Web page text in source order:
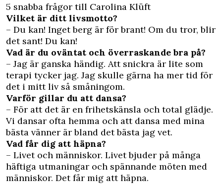
5 snabba frågor till Carolina Klüft
Vilket är ditt livsmotto?
– Du kan! Inget berg är för brant! Om du tror, blir
det sant! Du kan!
Vad är du oväntat och överraskande bra på?
– Jag är ganska händig. Att snickra är lite som
terapi tycker jag. Jag skulle gärna ha mer tid för
det i mitt liv så småningom.
Varför gillar du att dansa?
– För att det är en frihetskänsla och total glädje.
Vi dansar ofta hemma och att dansa med mina
bästa vänner är bland det bästa jag vet.
Vad får dig att häpna?
– Livet och människor. Livet bjuder på många
häftiga utmaningar och spännande möten med
människor. Det får mig att häpna.